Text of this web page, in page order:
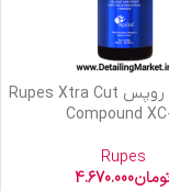
پولیش زبر روپس Rupes Xtra Cut
Compound
Rupes
4.670.000